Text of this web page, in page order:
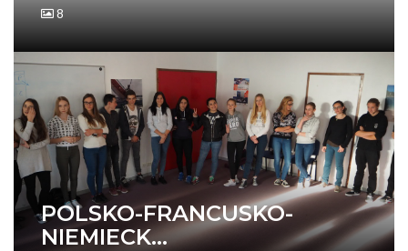
8
POLSKO-FRANCUSKO-
NIEMIECK...